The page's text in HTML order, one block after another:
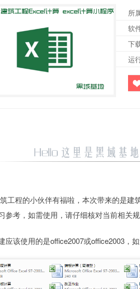
所
软
下
运
工程的小伙伴有福啦，本次带来的是
参考，如需使用，请仔细核对当前相关
应该使用的是office2007或office2003，